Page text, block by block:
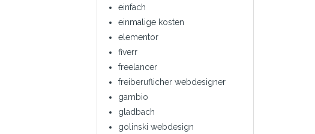
einfach
einmalige kosten
elementor
fiverr
freelancer
freiberuflicher webdesigner
gambio
gladbach
golinski webdesign